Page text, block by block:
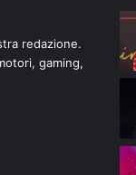
redazione.
gaming,